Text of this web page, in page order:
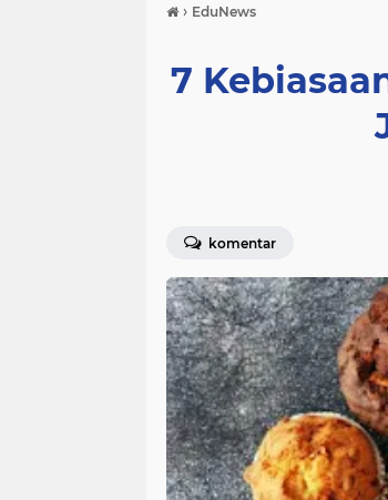
› EduNews
7
komentar